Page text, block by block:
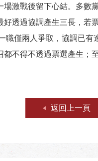
激戰後留下心結。多數
透過協調產生三長，若
職僅兩人爭取，協調已
不得不透過票選產生；
返回上一頁